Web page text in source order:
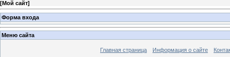
[Мой сайт]
Форма входа
Меню сайта
Главная страница Информация о сайте